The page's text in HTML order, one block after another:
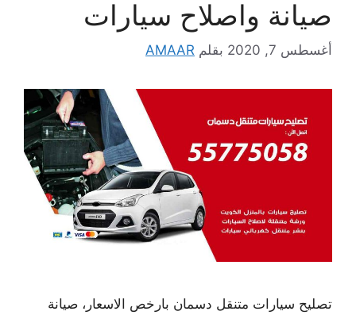
صيانة واصلاح سيارات
أغسطس 7, 2020 بقلم AMAAR
تصليح سيارات متنقل دسمان بارخص الاسعار، صيانة